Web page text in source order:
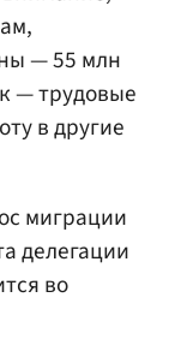
— 55 млн
— трудовые
в другие
миграции
делегации
во